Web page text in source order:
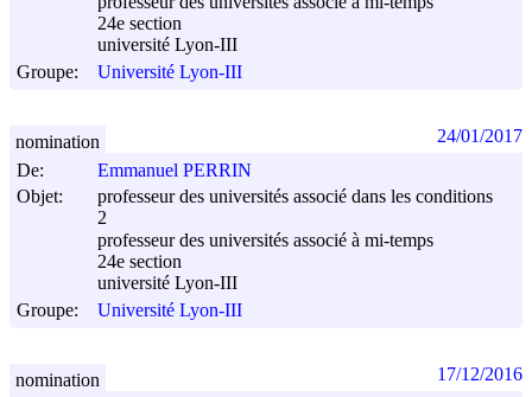
24e section
université Lyon-III
Groupe:
Université Lyon-III
De:
Emmanuel PERRIN
Objet:
professeur des universités associé dans les conditions
2
professeur des universités associé à mi-temps
24e section
université Lyon-III
Groupe:
Université Lyon-III
nomination 24/01/2017
nomination 17/12/2016